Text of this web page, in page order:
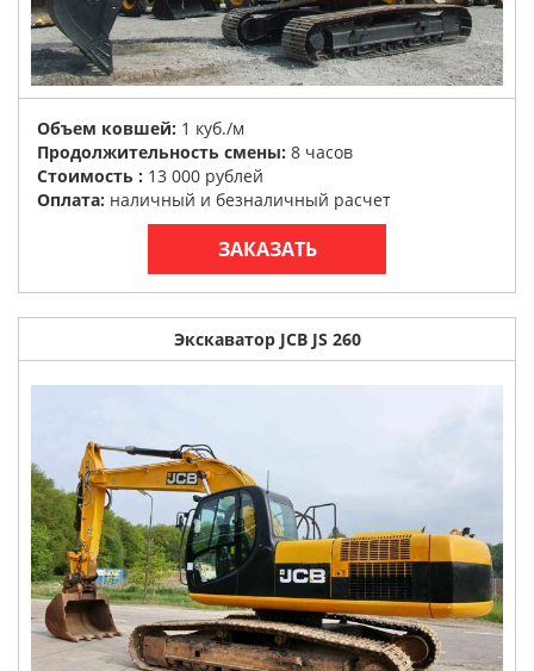
Объем ковшей: 1 куб./м
Продолжительность смены: 8 часов
Стоимость : 13 000 рублей
Оплата: наличный и безналичный расчет
ЗАКАЗАТЬ
Экскаватор JCB JS 260